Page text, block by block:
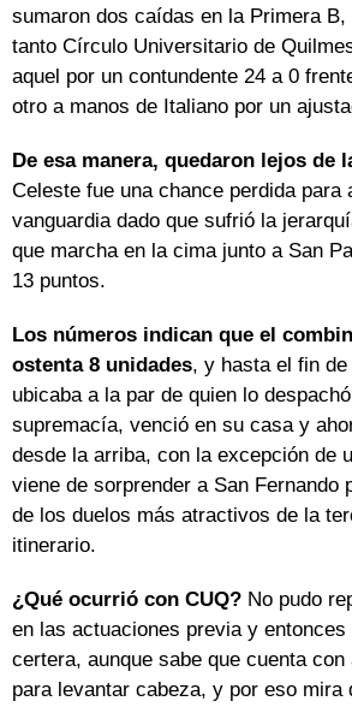
sumaron dos caídas en la Primera B,
tanto Círculo Universitario de
aquel por un contundente 24 a 0
otro a manos de Italiano por un
De esa manera, quedaron lejos de
Celeste fue una chance perdida para
vanguardia dado que sufrió la
que marcha en la cima junto a San
13 puntos.
Los números indican que el
ostenta 8 unidades, y hasta el fin
ubicaba a la par de quien lo
supremacía, venció en su casa y
desde la arriba, con la excepción de
viene de sorprender a San Fernando
de los duelos más atractivos de la
itinerario.
¿Qué ocurrió con CUQ? No pudo
en las actuaciones previa y
certera, aunque sabe que cuenta
para levantar cabeza, y por eso mira